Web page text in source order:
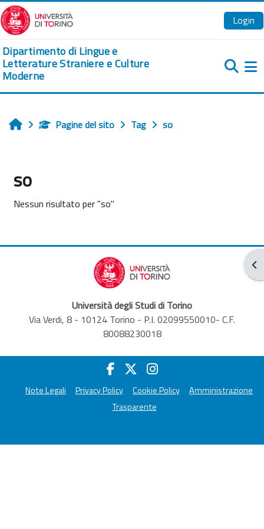
Vai al contenuto principale
Login
Dipartimento di Lingue e
Letterature Straniere e Culture
Moderne
HomePagine del sito Tag so
so
Nessun risultato per "so"
Università degli Studi di Torino
Via Verdi, 8 - 10124 Torino - P.I. 02099550010- C.F.
80088230018
Note Legali Privacy Policy Cookie Policy
Amministrazione
Trasparente